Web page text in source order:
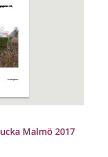
Malmö 2017